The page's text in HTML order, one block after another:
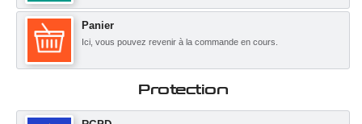
Panier
Ici, vous pouvez revenir à la commande en cours.
Protection